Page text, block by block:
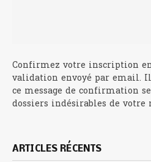
Confirmez votre inscription
validation envoyé par email.
ce message de confirmation
dossiers indésirables de votre
ARTICLES RÉCENTS